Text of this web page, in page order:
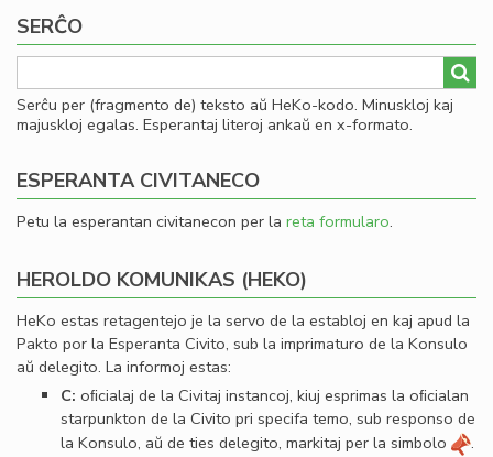
SERĈO
Serĉu per (fragmento de) teksto aŭ HeKo-kodo. Minuskloj kaj
majuskloj egalas. Esperantaj literoj ankaŭ en x-formato.
ESPERANTA CIVITANECO
Petu la esperantan civitanecon per la reta formularo.
HEROLDO KOMUNIKAS (HEKO)
HeKo estas retagentejo je la servo de la establoj en kaj apud la
Pakto por la Esperanta Civito, sub la imprimaturo de la Konsulo
aŭ delegito. La informoj estas:
C: oﬁcialaj de la Civitaj instancoj, kiuj esprimas la oﬁcialan
starpunkton de la Civito pri specifa temo, sub responso de
la Konsulo, aŭ de ties delegito, markitaj per la simbolo
.